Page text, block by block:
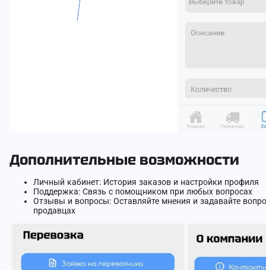
Дополнительные возможности
Личный кабинет: История заказов и настройки профиля
Поддержка: Связь с помощником при любых вопросах
Отзывы и вопросы: Оставляйте мнения и задавайте
продавцах